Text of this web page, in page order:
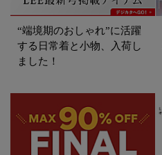
“端境期のおしゃれ”に活躍
する日常着と小物、入荷し
ました！